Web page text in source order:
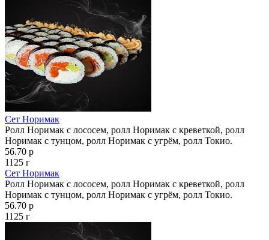
Сет Норимак
Ролл Норимак с лососем, ролл Норимак с креветкой, ролл
Норимак с тунцом, ролл Норимак с угрём, ролл Токио.
56.70 р
1125 г
Сет Норимак
Ролл Норимак с лососем, ролл Норимак с креветкой, ролл
Норимак с тунцом, ролл Норимак с угрём, ролл Токио.
56.70 р
1125 г